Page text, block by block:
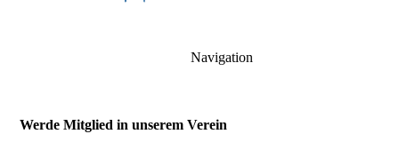
Navigation
Werde Mitglied in unserem Verein